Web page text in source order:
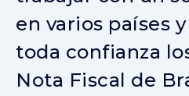
en varios países
toda confianza
Nota Fiscal de